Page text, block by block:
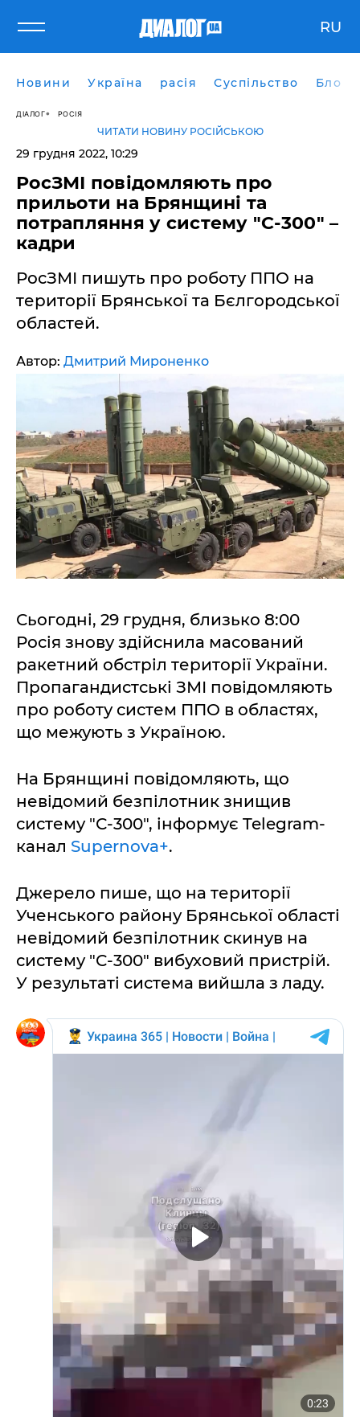
RU
Новини Україна расія Суспільство Блоги
ДІАЛОГ РОСІЯ
ЧИТАТИ НОВИНУ РОСІЙСЬКОЮ
29 грудня 2022, 10:29
РосЗМІ повідомляють про
прильоти на Брянщині та
потрапляння у систему "С-300" –
кадри
РосЗМІ пишуть про роботу ППО на
території Брянської та Бєлгородської
областей.
Автор: Дмитрий Мироненко
Сьогодні, 29 грудня, близько 8:00
Росія знову здійснила масований
ракетний обстріл території України.
Пропагандистські ЗМІ повідомляють
про роботу систем ППО в областях,
що межують з Україною.
На Брянщині повідомляють, що
невідомий безпілотник знищив
систему "С-300", інформує Telegram-
канал Supernova+.
Джерело пише, що на території
Ученського району Брянської області
невідомий безпілотник скинув на
систему "С-300" вибуховий пристрій.
У результаті система вийшла з ладу.